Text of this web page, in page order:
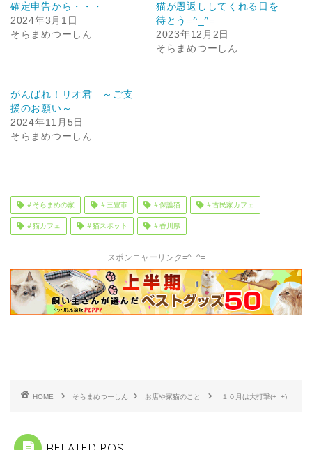
確定申告から・・・
2024年3月1日
そらまめつーしん
猫が恩返ししてくれる日を
待とう=^_^=
2023年12月2日
そらまめつーしん
がんばれ！リオ君 ～ご支
援のお願い～
2024年11月5日
そらまめつーしん
＃そらまめの家 ＃三豊市 ＃保護猫 ＃古民家カフェ
＃猫カフェ ＃猫スポット ＃香川県
スポンニャーリンク=^_^=
HOME そらまめつーしん お店や家猫のこと １０月は大打撃(+_+)